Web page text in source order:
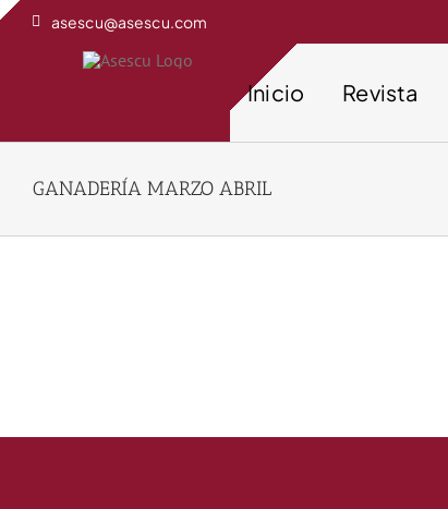
Saltar
asescu@asescu.com
Inicio Revista
GANADERÍA MARZO ABRIL